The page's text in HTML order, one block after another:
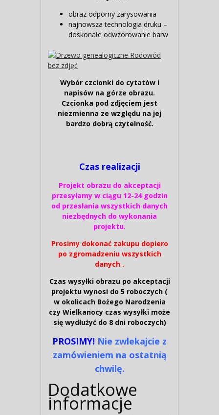
obraz odporny zarysowania
najnowsza technologia druku –
doskonałe odwzorowanie barw
Wybór czcionki do cytatów i
napisów na górze obrazu.
Czcionka pod zdjęciem jest
niezmienna ze względu na jej
bardzo dobrą czytelność.
Czas realizacji
Projekt obrazu do akceptacji
przesyłamy w ciągu 12-24 godzin
od przesłania wszystkich danych
niezbędnych do wykonania
projektu.
Prosimy dokonać zakupu dopiero
po zgromadzeniu wszystkich
danych .
Czas wysyłki obrazu po akceptacji
projektu wynosi do 5 roboczych (
w okolicach Bożego Narodzenia
czy Wielkanocy czas wysyłki może
się wydłużyć do 8 dni roboczych)
PROSIMY! Nie zwlekajcie z
zamówieniem na ostatnią
chwilę.
Dodatkowe
informacje